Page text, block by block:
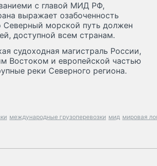
с главой МИД РФ,
выражает озабоченность
Северный морской путь должен
доступной всем странам.
судоходная магистраль России,
Востоком и европейской частью
реки Северного региона.
международные грузоперевозки мид мировая